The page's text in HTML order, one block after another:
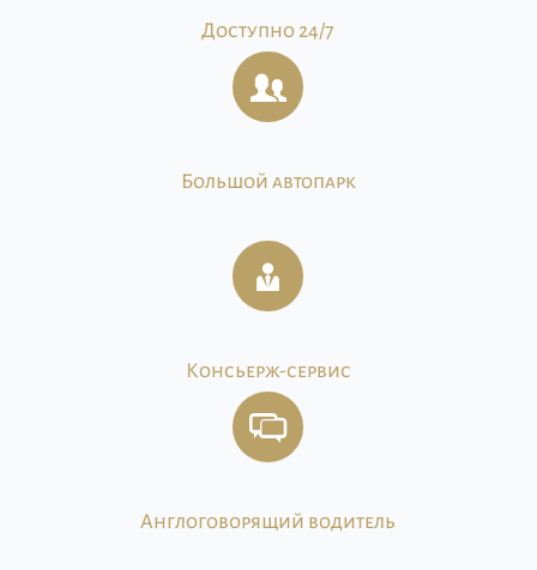
Доступно 24/7
Большой автопарк
Консьерж-сервис
Англоговорящий водитель